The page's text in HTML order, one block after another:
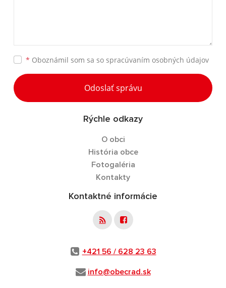
* Oboznámil som sa so spracúvaním osobných údajov
Odoslať správu
Rýchle odkazy
O obci
História obce
Fotogaléria
Kontakty
Kontaktné informácie
+421 56 / 628 23 63
info@obecrad.sk